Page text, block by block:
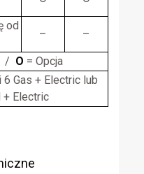
od
– –
/ O = Opcja
Gas + Electric lub
+ Electric